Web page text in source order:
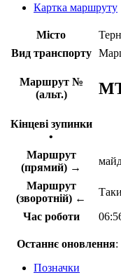
Картка маршруту
Місто
Вид транспорту
Маршрут №
(альт.)
Кінцеві зупинки
•
Маршрут
(прямий) →
Маршрут
(зворотній) ←
Час роботи
Останнє оновлення:
Позначки